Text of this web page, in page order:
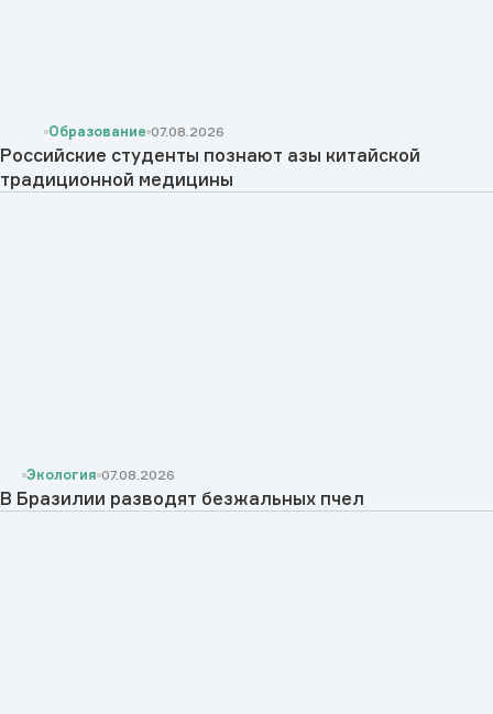
Образование 07.08.2026
Российские студенты познают азы китайской
традиционной медицины
Экология 07.08.2026
В Бразилии разводят безжальных пчел